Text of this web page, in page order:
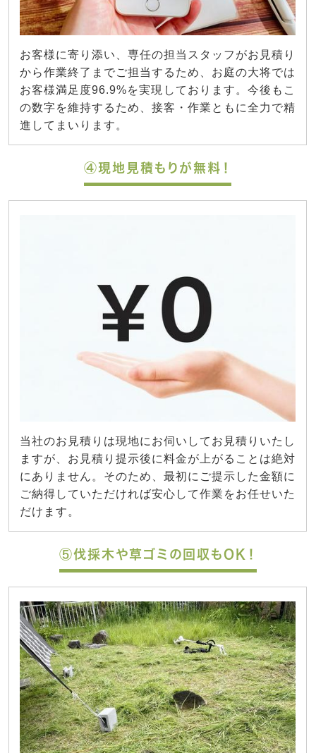
お客様に寄り添い、専任の担当スタッフがお見積り
から作業終了までご担当するため、お庭の大将では
お客様満足度96.9%を実現しております。今後もこ
の数字を維持するため、接客・作業ともに全力で精
進してまいります。
④現地見積もりが無料！
当社のお見積りは現地にお伺いしてお見積りいたし
ますが、お見積り提示後に料金が上がることは絶対
にありません。そのため、最初にご提示した金額に
ご納得していただければ安心して作業をお任せいた
だけます。
⑤伐採木や草ゴミの回収もOK！